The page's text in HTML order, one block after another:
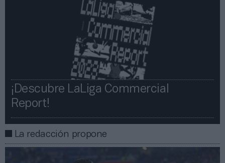
¡Descubre LaLiga Commercial
Report!​​
La redacción propone